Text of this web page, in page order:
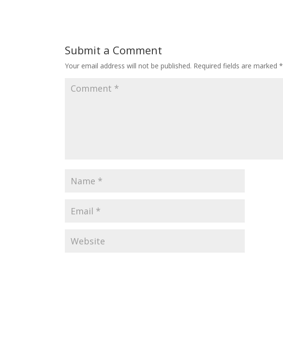
Submit a Comment
Your email address will not be published. Required fields are marked*